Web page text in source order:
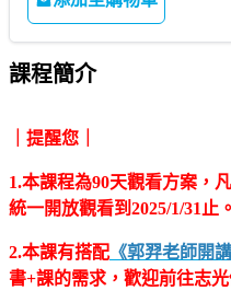
課程簡介
｜提醒您｜
1.本課程為90天觀看方案，
統一開放觀看到2025/1/31止。
2.本課有搭配 《郭羿老師開
書+課的需求，歡迎前往志